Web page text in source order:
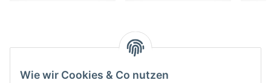
Wie wir Cookies & Co nutzen